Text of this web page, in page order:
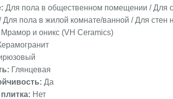
Для пола в общественном помещении / Для
пола в жилой комнате/ванной / Для стен
Мрамор и оникс (VH Ceramics)
Глянцевая
Да
Нет